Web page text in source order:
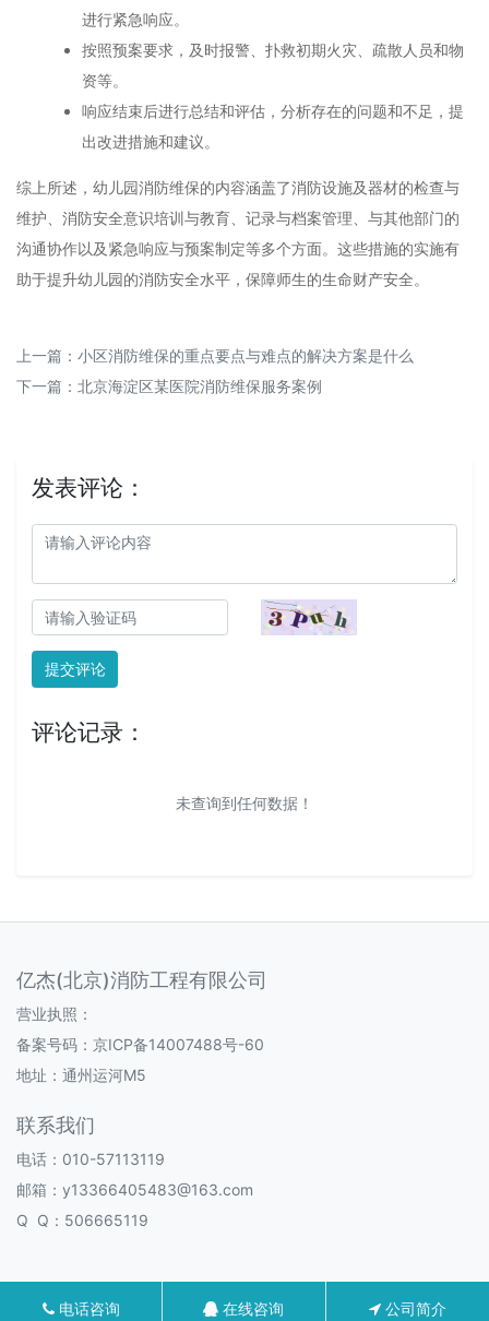
进行紧急响应。
按照预案要求，及时报警、扑救初期火灾、疏散人员和物
资等。
响应结束后进行总结和评估，分析存在的问题和不足，提
出改进措施和建议。
综上所述，幼儿园消防维保的内容涵盖了消防设施及器材的检查与
维护、消防安全意识培训与教育、记录与档案管理、与其他部门的
沟通协作以及紧急响应与预案制定等多个方面。这些措施的实施有
助于提升幼儿园的消防安全水平，保障师生的生命财产安全。
上一篇： 小区消防维保的重点要点与难点的解决方案是什么
下一篇： 北京海淀区某医院消防维保服务案例
发表评论：
提交评论
评论记录：
未查询到任何数据！
亿杰(北京)消防工程有限公司
营业执照：
备案号码： 京ICP备14007488号-60
地址：通州运河M5
联系我们
电话：010-57113119
邮箱：y13366405483@163.com
Q Q：506665119
电话咨询 在线咨询 公司简介